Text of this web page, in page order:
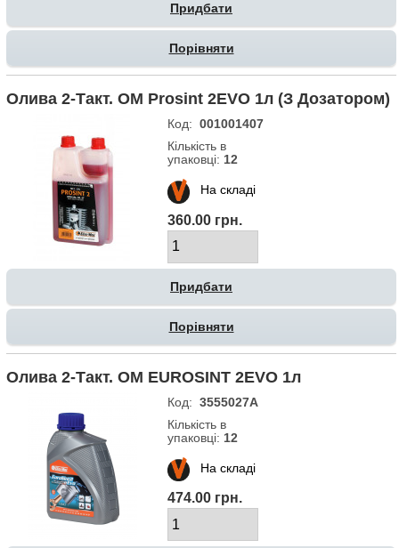
Порівняти
Олива 2-Такт. OM Prosint 2EVO 1л (з Дозатором)
Код: 001001407
Кількість в
упаковці: 12
На складі
360.00 грн.
Порівняти
Олива 2-Такт. OM EUROSINT 2EVO 1л
Код: 3555027A
Кількість в
упаковці: 12
На складі
474.00 грн.